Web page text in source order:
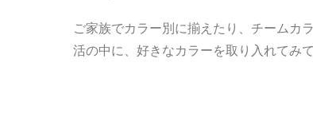
ご家族でカラー別に揃えたり、チームカ
活の中に、好きなカラーを取り入れてみ